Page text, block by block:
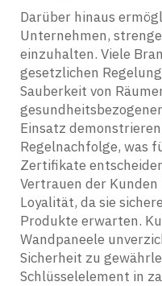
Darüber hinaus
Unternehmen,
einzuhalten. Viele
gesetzlichen
Sauberkeit von
Einsatz
Regelnachfolge, was
Zertifikate
Vertrauen der
Loyalität, da sie
Produkte erwarten.
Wandpaneele
Sicherheit zu
Schlüsselelement in